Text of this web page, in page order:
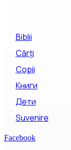
Biblii
Cărți
Copii
Книги
Дети
Suvenire
Facebook